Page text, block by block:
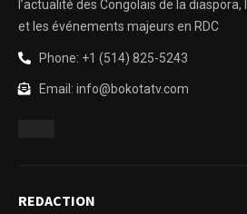
l’actualité des Congolais de la
et les événements majeurs en RDC
Phone: +1 (514) 825-5243
Email: info@bokotatv.com
REDACTION